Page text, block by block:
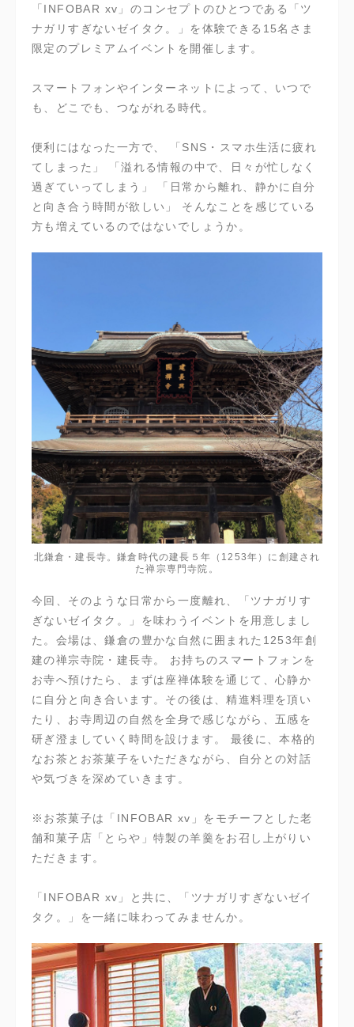
「INFOBAR xv」のコンセプトのひとつである「ツ
ナガリすぎないゼイタク。」を体験できる15名さま
限定のプレミアムイベントを開催します。
スマートフォンやインターネットによって、いつで
も、どこでも、つながれる時代。
便利にはなった一方で、 「SNS・スマホ生活に疲れ
てしまった」 「溢れる情報の中で、日々が忙しなく
過ぎていってしまう」 「日常から離れ、静かに自分
と向き合う時間が欲しい」 そんなことを感じている
方も増えているのではないでしょうか。
北鎌倉・建長寺。鎌倉時代の建長５年（1253年）に創建され
た禅宗専門寺院。
今回、そのような日常から一度離れ、「ツナガリす
ぎないゼイタク。」を味わうイベントを用意しまし
た。会場は、鎌倉の豊かな自然に囲まれた1253年創
建の禅宗寺院・建長寺。 お持ちのスマートフォンを
お寺へ預けたら、まずは座禅体験を通じて、心静か
に自分と向き合います。その後は、精進料理を頂い
たり、お寺周辺の自然を全身で感じながら、五感を
研ぎ澄ましていく時間を設けます。 最後に、本格的
なお茶とお茶菓子をいただきながら、自分との対話
や気づきを深めていきます。
※お茶菓子は「INFOBAR xv」をモチーフとした老
舗和菓子店「とらや」特製の羊羹をお召し上がりい
ただきます。
「INFOBAR xv」と共に、「ツナガリすぎないゼイ
タク。」を一緒に味わってみませんか。